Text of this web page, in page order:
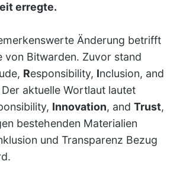
erregte.
Änderung betrifft
von Bitwarden. Zuvor stand
Responsibility, Inclusion, and
aktuelle Wortlaut lautet
Innovation, and Trust,
bestehenden Materialien
und Transparenz Bezug